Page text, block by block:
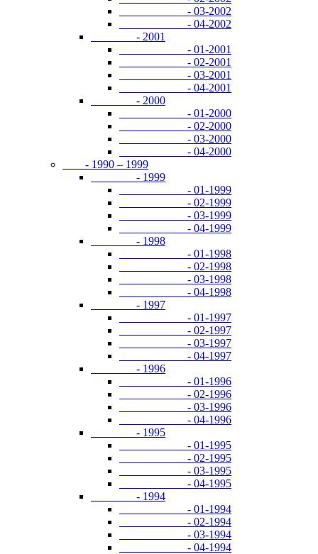
- 03-2002
- 04-2002
- 2001
- 01-2001
- 02-2001
- 03-2001
- 04-2001
- 2000
- 01-2000
- 02-2000
- 03-2000
- 04-2000
- 1990 – 1999
- 1999
- 01-1999
- 02-1999
- 03-1999
- 04-1999
- 1998
- 01-1998
- 02-1998
- 03-1998
- 04-1998
- 1997
- 01-1997
- 02-1997
- 03-1997
- 04-1997
- 1996
- 01-1996
- 02-1996
- 03-1996
- 04-1996
- 1995
- 01-1995
- 02-1995
- 03-1995
- 04-1995
- 1994
- 01-1994
- 02-1994
- 03-1994
- 04-1994